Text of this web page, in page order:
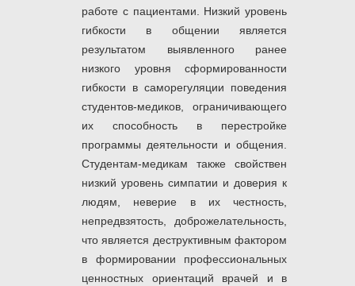
работе с пациентами. Низкий уровень
гибкости в общении является
результатом выявленного ранее
низкого уровня сформированности
гибкости в саморегуляции поведения
студентов-медиков, ограничивающего
их способность в перестройке
программы деятельности и общения.
Студентам-медикам также свойствен
низкий уровень симпатии и доверия к
людям, неверие в их честность,
непредвзятость, доброжелательность,
что является деструктивным фактором
в формировании профессиональных
ценностных ориентаций врачей и в